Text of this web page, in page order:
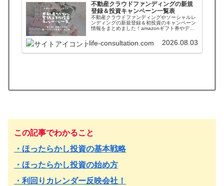
不動産クラウドファンディングの新規
登録＆投資キャンペーン一覧表
不動産クラウドファンディングやソーシャルレ
ンディングの新規登録＆初投資のキャンペーン
情報をまとめました！amazonギフト券やデジ
す。また高利回り案件に簡単に投資できるファ
ンド情報自動更新ツールも紹介しています。
j-life-consultation.com 2026.08.03
この記事でわかること
・ほったらかし投資の基本戦略
・ほったらかし投資の始め方
・利回りカレンダー反映会社！